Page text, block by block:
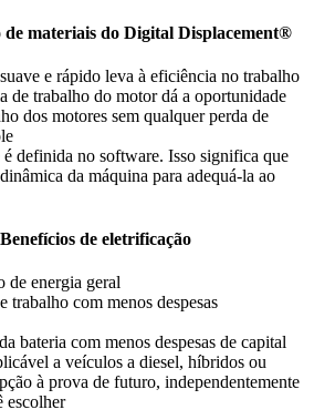
de materiais do Digital Displacement®
e rápido leva à eficiência no trabalho
de trabalho do motor dá a oportunidade
dos motores sem qualquer perda de
definida no software. Isso significa que
da máquina para adequá-la ao
de eletrificação
de energia geral
trabalho com menos despesas
bateria com menos despesas de capital
a veículos a diesel, híbridos ou
à prova de futuro, independentemente
escolher